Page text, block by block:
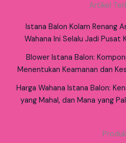
Artikel
Istana Balon Kolam Renang
Wahana Ini Selalu Jadi Pusat
Blower Istana Balon:
Menentukan Keamanan dan
Harga Wahana Istana Balon:
yang Mahal, dan Mana yang
Produk